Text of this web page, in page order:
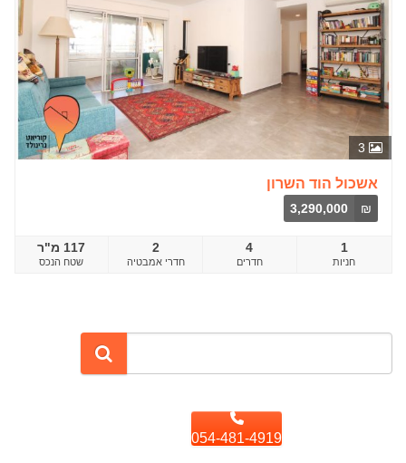
3
אשכול הוד השרון
₪
3,290,000
117 מ"ר
שטח הנכס
2
‎חדרי אמבטיה
4
חדרים
1
054-481-4919